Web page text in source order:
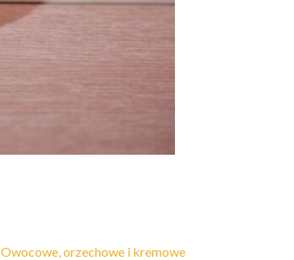
Owocowe, orzechowe i kremowe